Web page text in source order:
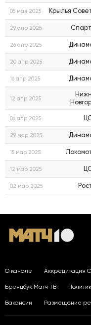
05 мая 2025 Крылья
29 апр 2025
26 апр 2025
20 апр 2025
16 апр 2025
12 апр 2025
06 апр 2025
29 мар 2025
15 мар 2025
12 мар 2025
02 мар 2025
О канале Аккредитация
Брендбук Матч ТВ
Вакансии Размещение